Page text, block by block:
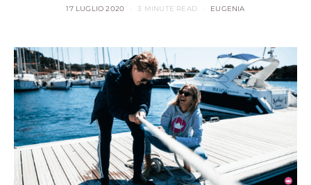
17 LUGLIO 2020 3 MINUTE READ EUGENIA